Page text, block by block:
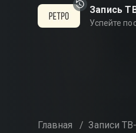
Запись
Успейте
Главная / Записи